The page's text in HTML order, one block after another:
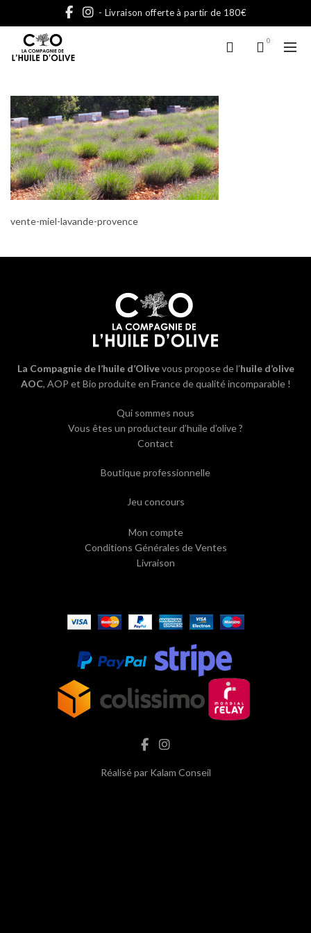
- Livraison offerte à partir de 180€
0
vente-miel-lavande-provence
La Compagnie de l’huile d’Olivevous propose de l’huile d’olive
AOC, AOP et Bio produite en France de qualité incomparable !
Qui sommes nous
Vous êtes un producteur d’huile d’olive ?
Contact
Boutique professionnelle
Jeu concours
Mon compte
Conditions Générales de Ventes
Livraison
Réalisé par Kalam Conseil